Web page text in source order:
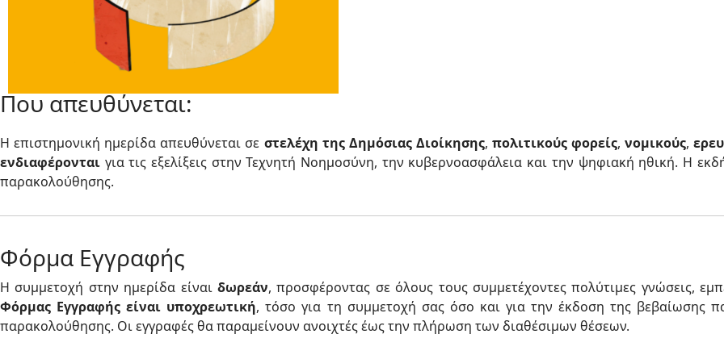
Που απευθύνεται:
Η επιστημονική ημερίδα απευθύνεται σε στελέχη της Δημόσιας Διοίκησης, πολιτικούς φορείς,νομικούς,
ενδιαφέρονται για τις εξελίξεις στην Τεχνητή Νοημοσύνη, την κυβερνοασφάλεια και την ψηφιακή ηθική. Η
παρακολούθησης.
Φόρμα Εγγραφής
Η συμμετοχή στην ημερίδα είναι δωρεάν, προσφέροντας σε όλους τους συμμετέχοντες πολύτιμες γνώσεις,
Φόρμας Εγγραφής είναι υποχρεωτική, τόσο για τη συμμετοχή σας όσο και για την έκδοση της βεβαίωσης
παρακολούθησης. Οι εγγραφές θα παραμείνουν ανοιχτές έως την πλήρωση των διαθέσιμων θέσεων.